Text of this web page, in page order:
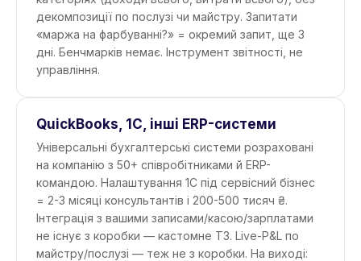
декомпозиції по послузі чи майстру. Запитати
«маржа на фарбуванні?» = окремий запит, ще 3
дні. Бенчмарків немає. Інструмент звітності, не
управління.
QuickBooks, 1С, інші ERP-системи
Універсальні бухгалтерські системи розраховані
на компанію з 50+ співробітниками й ERP-
командою. Налаштування 1С під сервісний бізнес
= 2-3 місяці консультантів і 200-500 тисяч ₴.
Інтеграція з вашими записами/касою/зарплатами
не існує з коробки — кастомне ТЗ. Live-P&L по
майстру/послузі — теж не з коробки. На виході: